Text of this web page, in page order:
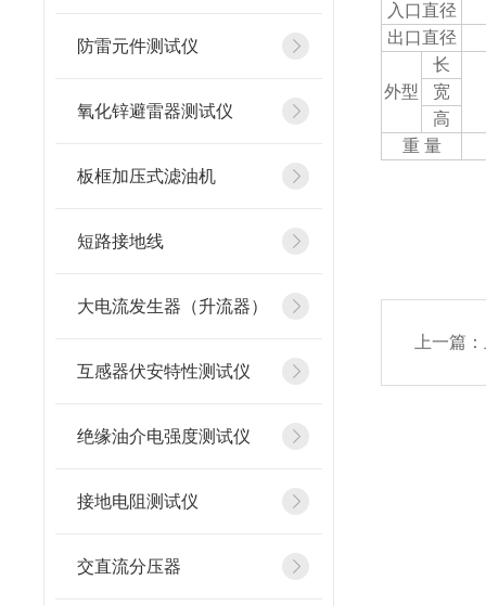
防雷元件测试仪
氧化锌避雷器测试仪
板框加压式滤油机
短路接地线
大电流发生器（升流器）
互感器伏安特性测试仪
绝缘油介电强度测试仪
接地电阻测试仪
交直流分压器
入口直径
出口直径
外型
长
宽
高
重 量
上一篇：